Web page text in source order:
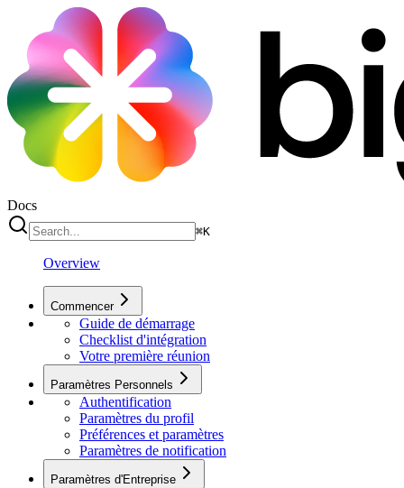
Docs
⌘K
Overview
Commencer
Guide de démarrage
Checklist d'intégration
Votre première réunion
Paramètres Personnels
Authentification
Paramètres du profil
Préférences et paramètres
Paramètres de notification
Paramètres d'Entreprise